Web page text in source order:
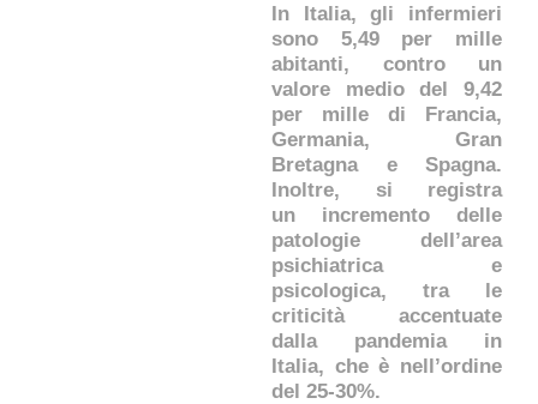
In Italia, gli infermieri
sono 5,49 per mille
abitanti, contro un
valore medio del 9,42
per mille di Francia,
Germania, Gran
Bretagna e Spagna.
Inoltre, si registra
un incremento delle
patologie dell’area
psichiatrica e
psicologica, tra le
criticità accentuate
dalla pandemia in
Italia, che è nell’ordine
del 25-30%.